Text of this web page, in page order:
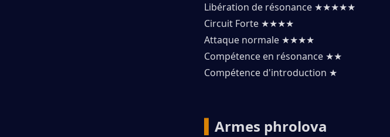
Libération de résonance ★★★★★
Circuit Forte ★★★★
Attaque normale ★★★★
Compétence en résonance ★★
Compétence d'introduction ★
Armes phrolova